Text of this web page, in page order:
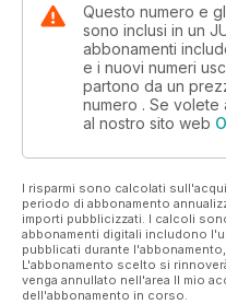
Questo numero e
sono inclusi in un
abbonamenti
e i nuovi numeri
partono da un
numero . Se
al nostro sito web
I risparmi sono calcolati
periodo di abbonamento
importi pubblicizzati. I calcoli
abbonamenti digitali includono
pubblicati durante
L'abbonamento scelto si
venga annullato nell'area Il mio
dell'abbonamento in corso.